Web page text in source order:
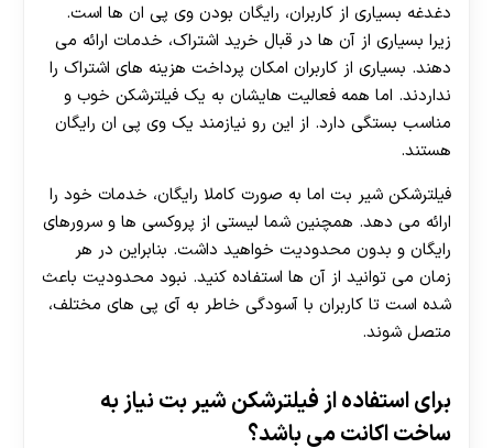
دغدغه بسیاری از کاربران، رایگان بودن وی پی ان ها است.
زیرا بسیاری از آن ها در قبال خرید اشتراک، خدمات ارائه می
دهند. بسیاری از کاربران امکان پرداخت هزینه های اشتراک را
نداردند. اما همه فعالیت هایشان به یک فیلترشکن خوب و
مناسب بستگی دارد. از این رو نیازمند یک وی پی ان رایگان
هستند.
فیلترشکن شیر بت اما به صورت کاملا رایگان، خدمات خود را
ارائه می دهد. همچنین شما لیستی از پروکسی ها و سرورهای
رایگان و بدون محدودیت خواهید داشت. بنابراین در هر
زمان می توانید از آن ها استفاده کنید. نبود محدودیت باعث
شده است تا کاربران با آسودگی خاطر به آی پی های مختلف،
متصل شوند.
برای استفاده از فیلترشکن شیر بت نیاز به
ساخت اکانت می باشد؟